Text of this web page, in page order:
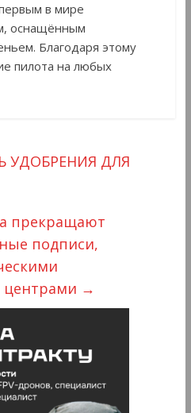
в мире
оснащённым
Благодаря этому
пилота на любых
УДОБРЕНИЯ ДЛЯ
прекращают
подписи,
→